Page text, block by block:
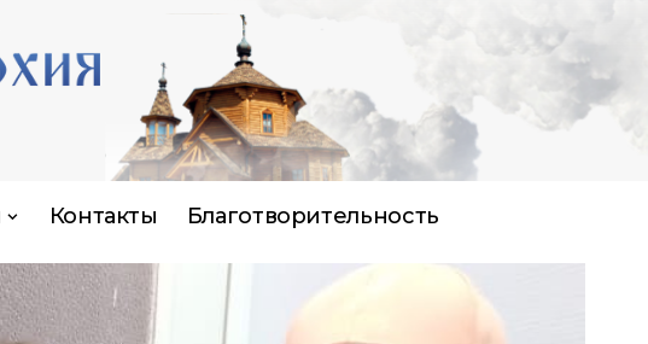
Контакты Благотворительность